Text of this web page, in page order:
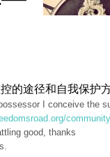
的途径和自我保护
I conceive the
good, thanks